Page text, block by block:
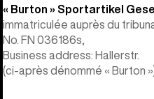
« Burton » Sportartikel
immatriculée auprès du
No. FN 036186s,
Business address: Hallerstr.
(ci-après dénommé « Burton